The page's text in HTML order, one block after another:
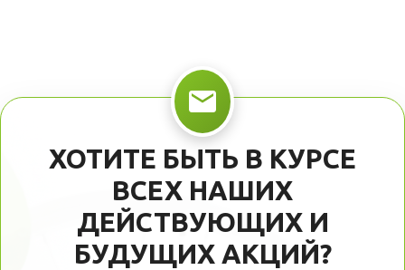
ХОТИТЕ БЫТЬ В КУРСЕ
ВСЕХ НАШИХ
ДЕЙСТВУЮЩИХ И
БУДУЩИХ АКЦИЙ?